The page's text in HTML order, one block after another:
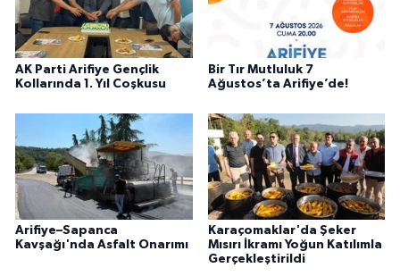
AK Parti Arifiye Gençlik
Kollarında 1. Yıl Coşkusu
Bir Tır Mutluluk 7
Ağustos’ta Arifiye’de!
Arifiye–Sapanca
Kavşağı'nda Asfalt Onarımı
Karaçomaklar'da Şeker
Mısırı İkramı Yoğun Katılımla
Gerçekleştirildi